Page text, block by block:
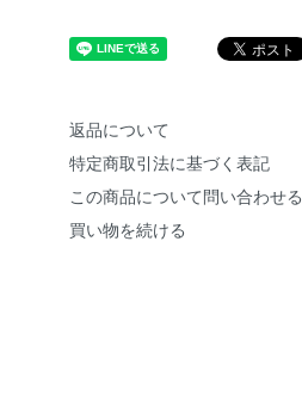
返品について
特定商取引法に基づく表記
この商品について問い合わせる
買い物を続ける